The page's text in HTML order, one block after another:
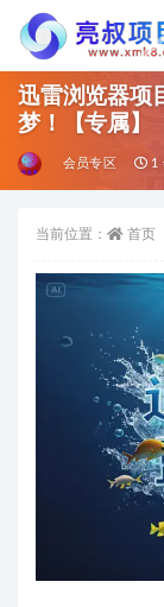
迅雷浏览器项
梦！【专属】
会员专区 1
当前位置： 首页